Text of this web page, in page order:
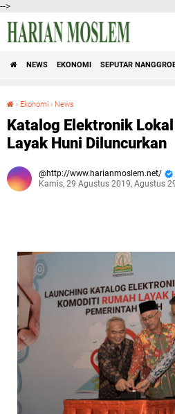
-->
NEWS EKONOMI SEPUTAR
› Ekonomi › News
Katalog Elektronik
Layak Huni Diluncurkan
http://www.harianmoslem.net/
Kamis, 29 Agustus 2019, Agustus